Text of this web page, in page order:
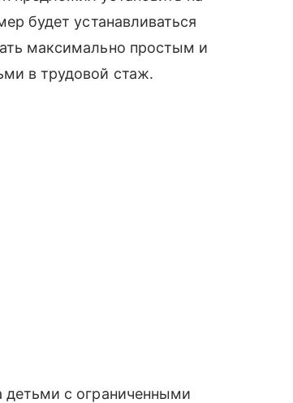
будет устанавливаться
максимально простым и
в трудовой стаж.
с ограниченными